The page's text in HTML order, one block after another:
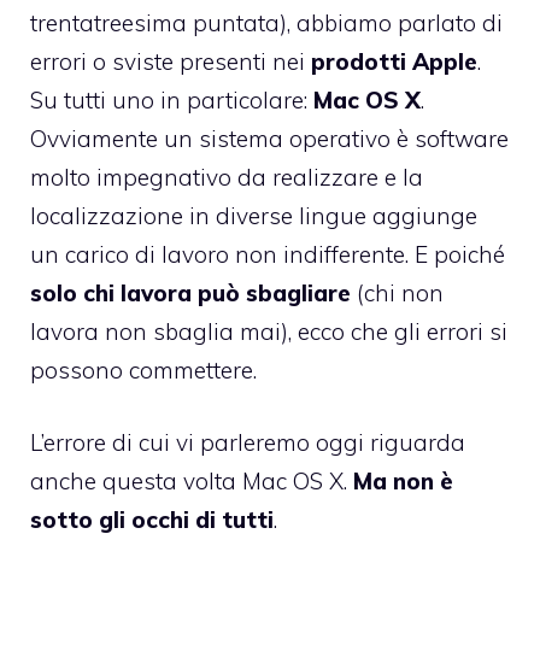
trentatreesima puntata), abbiamo parlato di
errori o sviste presenti nei prodotti Apple.
Su tutti uno in particolare: Mac OS X.
Ovviamente un sistema operativo è software
molto impegnativo da realizzare e la
localizzazione in diverse lingue aggiunge
un carico di lavoro non indifferente. E poiché
solo chi lavora può sbagliare (chi non
lavora non sbaglia mai), ecco che gli errori si
possono commettere.
L’errore di cui vi parleremo oggi riguarda
anche questa volta Mac OS X. Ma non è
sotto gli occhi di tutti.